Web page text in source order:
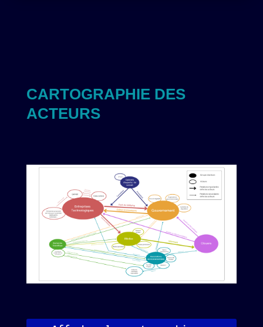
CARTOGRAPHIE DES
ACTEURS